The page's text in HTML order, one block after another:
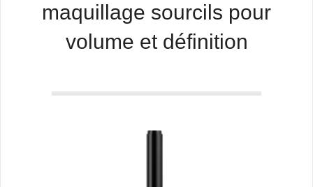
maquillage sourcils pour
volume et définition